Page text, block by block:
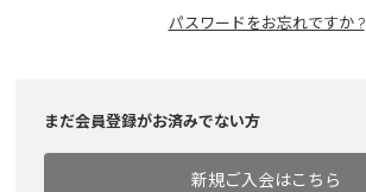
パスワードをお忘れですか ?
まだ会員登録がお済みでない方
新規ご入会はこちら